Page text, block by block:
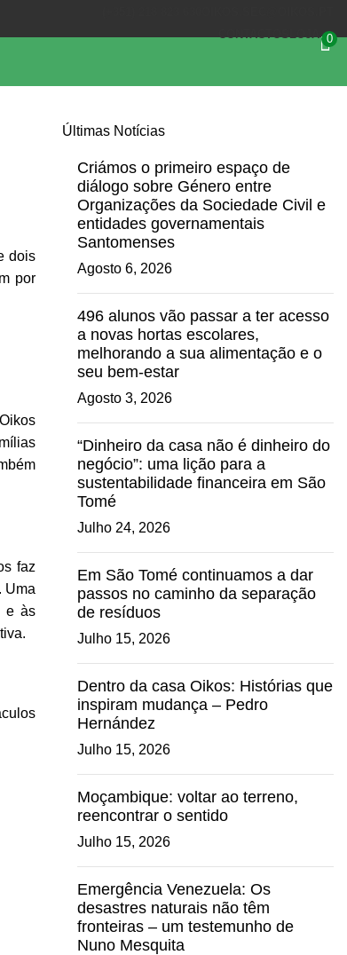
CONTACTOSLOJA 0
dois
por
faz
Uma
e às
Últimas Notícias
Criámos o primeiro espaço de
diálogo sobre Género entre
Organizações da Sociedade Civil e
entidades governamentais
Santomenses
Agosto 6, 2026
496 alunos vão passar a ter acesso
a novas hortas escolares,
melhorando a sua alimentação e o
seu bem-estar
Agosto 3, 2026
“Dinheiro da casa não é dinheiro do
negócio”: uma lição para a
sustentabilidade financeira em São
Tomé
Julho 24, 2026
Em São Tomé continuamos a dar
passos no caminho da separação
de resíduos
Julho 15, 2026
Dentro da casa Oikos: Histórias que
inspiram mudança – Pedro
Hernández
Julho 15, 2026
Moçambique: voltar ao terreno,
reencontrar o sentido
Julho 15, 2026
Emergência Venezuela: Os
desastres naturais não têm
fronteiras – um testemunho de
Nuno Mesquita